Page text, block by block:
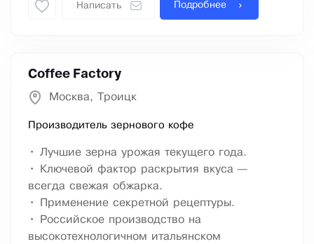
Написать Подробнее
Coffee Factory
Москва, Троицк
Производитель зернового кофе
• Лучшие зерна урожая текущего года.
• Ключевой фактор раскрытия вкуса —
всегда свежая обжарка.
• Применение секретной рецептуры.
• Российское производство на
высокотехнологичном итальянском